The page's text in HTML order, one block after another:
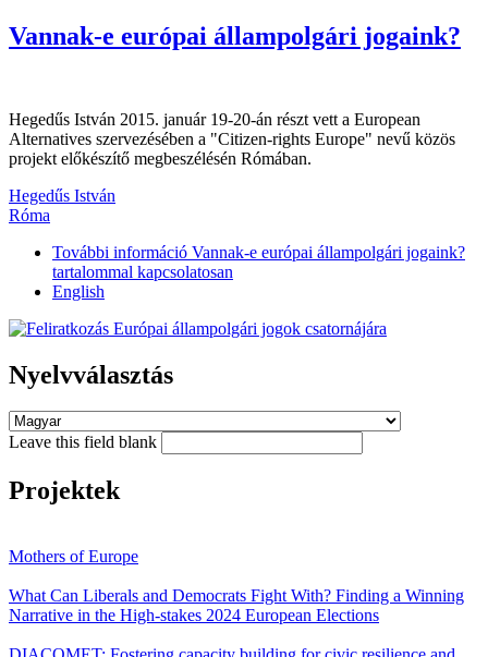
Vannak-e európai állampolgári jogaink?
Hegedűs István 2015. január 19-20-án részt vett a European
Alternatives szervezésében a "Citizen-rights Europe" nevű közös
projekt előkészítő megbeszélésén Rómában.
Hegedűs István
Róma
További információ Vannak-e európai állampolgári jogaink?
tartalommal kapcsolatosan
English
Nyelvválasztás
Leave this field blank
Projektek
Mothers of Europe
What Can Liberals and Democrats Fight With? Finding a Winning
Narrative in the High-stakes 2024 European Elections